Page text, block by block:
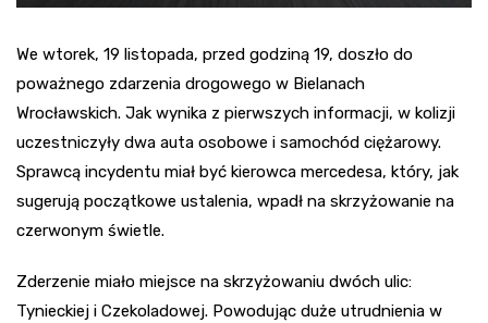
We wtorek, 19 listopada, przed godziną 19, doszło do
poważnego zdarzenia drogowego w Bielanach
Wrocławskich. Jak wynika z pierwszych informacji, w kolizji
uczestniczyły dwa auta osobowe i samochód ciężarowy.
Sprawcą incydentu miał być kierowca mercedesa, który, jak
sugerują początkowe ustalenia, wpadł na skrzyżowanie na
czerwonym świetle.
Zderzenie miało miejsce na skrzyżowaniu dwóch ulic:
Tynieckiej i Czekoladowej. Powodując duże utrudnienia w